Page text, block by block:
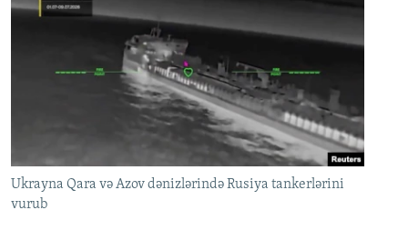
Ukrayna Qara və Azov dənizlərində Rusiya tankerlərini
vurub